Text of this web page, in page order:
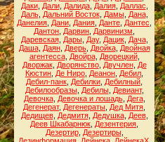
Даки, Дали, Далида, Далия, Даллас
Даль, Дальний Восток, Дамы, Дана,
Данелия Дани Дания Данте Дантес
Дантон Дарвин Дарвинизм
Даревская, Дары, Дау, Дацик, Дача,
Даша, Даян, Дверь, Двойка, Двойная
агентесса, Двойра, Дворецкий,
Дворжак, Дворянство, Двучлен, Де
Кюстин Де Ниро Деанон Дебил
Дебил-панк Дебилки Дебилный
Дебилообразы, Дебилы, Девиант,
Девочка, Девочка и лошадь, Дега,
Дегенерат, Дегенераты Дед Митя
Дедищев, Дедмитя, Дедушка, Деев,
Деев Шкабарнюк Дезентерия
Дезертир, Дезертиры,